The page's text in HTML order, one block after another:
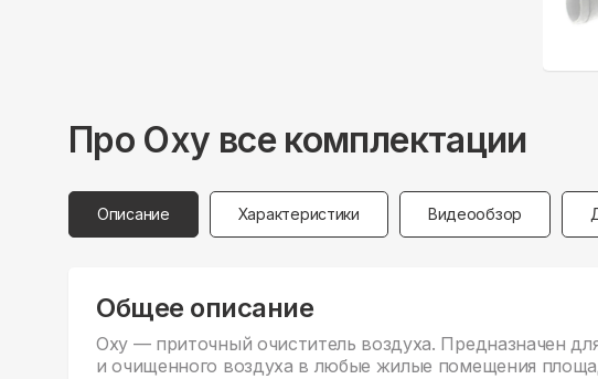
Про Oxy все комплектации
Описание Характеристики Видеообзор
Общее описание
Oxy — приточный очиститель воздуха. Предназначен
и очищенного воздуха в любые жилые помещения